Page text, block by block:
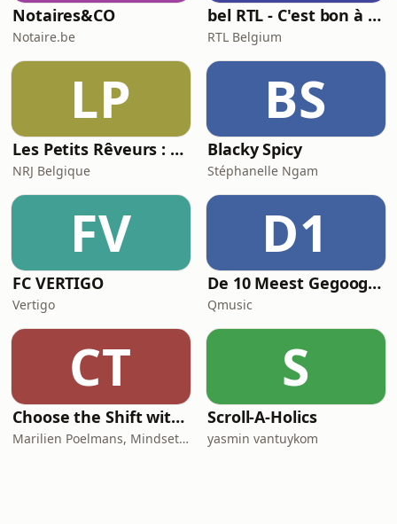
Notaires&CO
Notaire.be
bel RTL - C'est bon à savoir
RTL Belgium
LP
Les Petits Rêveurs : histoires et aventures pour enfants
NRJ Belgique
BS
Blacky Spicy
Stéphanelle Ngam
FV
FC VERTIGO
Vertigo
D1
De 10 Meest Gegoogelde Vragen Over…
Qmusic
CT
Choose the Shift with Marilien Poelmans
Marilien Poelmans, Mindset Mentor, Founder of the Mindset Shift Academy
S
Scroll-A-Holics
yasmin vantuykom